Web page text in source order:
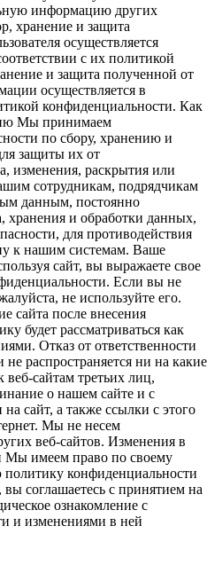
информацию других
хранение и защита
осуществляется
с их политикой
и защита полученной от
осуществляется в
конфиденциальности. Как
Мы принимаем
по сбору, хранению и
защиты их от
изменения, раскрытия или
сотрудникам, подрядчикам
данным, постоянно
хранения и обработки данных,
для противодействия
к нашим системам. Ваше
сайт, вы выражаете свое
Если вы не
не используйте его.
сайта после внесения
будет рассматриваться как
Отказ от ответственности
распространяется ни на какие
сайтам третьих лиц,
о нашем сайте и с
сайт, а также ссылки с этого
Мы не несем
веб-сайтов. Изменения в
Мы имеем право по своему
конфиденциальности
соглашаетесь с принятием на
ознакомление с
и изменениями в ней